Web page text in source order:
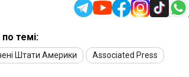
темі:
Штати Америки Associated Press